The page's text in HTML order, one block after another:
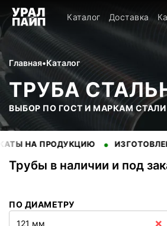
Каталог Доставка
Главная•Каталог
ТРУБА
ВЫБОР ПО ГОСТ И МАРКАМ СТАЛИ
ПРОДУКЦИЮ • ИЗГОТОВЛЕНИЕ
Трубы в наличии и под
ПО ДИАМЕТРУ
121 мм
×